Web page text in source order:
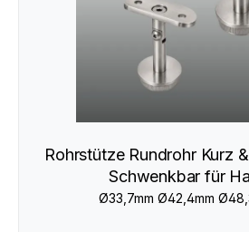
Rohrstütze Rundrohr Kurz
Schwenkbar für
Ø33,7mm Ø42,4mm